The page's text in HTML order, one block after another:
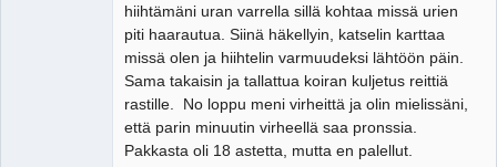
hiihtämäni uran varrella sillä kohtaa missä urien
piti haarautua. Siinä häkellyin, katselin karttaa
missä olen ja hiihtelin varmuudeksi lähtöön päin.
Sama takaisin ja tallattua koiran kuljetus reittiä
rastille. No loppu meni virheittä ja olin mielissäni,
että parin minuutin virheellä saa pronssia.
Pakkasta oli 18 astetta, mutta en palellut.